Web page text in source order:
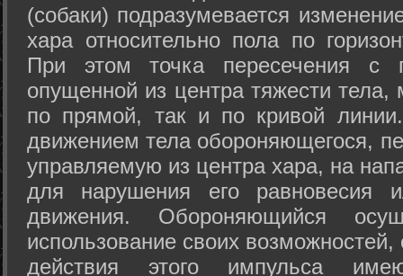
(собаки) подразумевается
хара относительно пола по
При этом точка пересечения с
опущенной из центра тяжести
по прямой, так и по кривой
движением тела обороняющегося,
управляемую из центра хара, на
для нарушения его равновесия
движения. Обороняющийся
использование своих
действия этого импульса